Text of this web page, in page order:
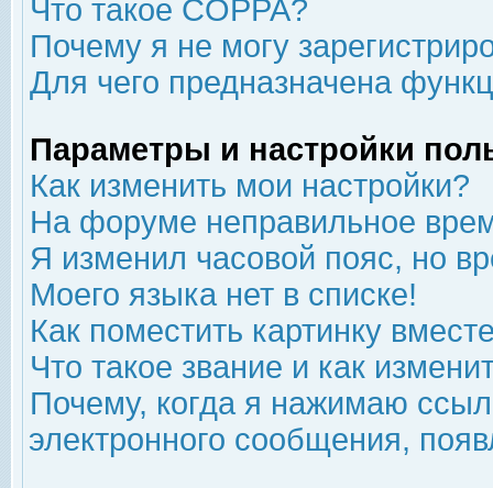
Что такое COPPA?
Почему я не могу
Для чего предназначена
Параметры и настройки
Как изменить мои настройки?
На форуме неправильное
Я изменил часовой пояс, но
Моего языка нет в списке!
Как поместить картинку
Что такое звание и как
Почему, когда я нажимаю
электронного сообщения,